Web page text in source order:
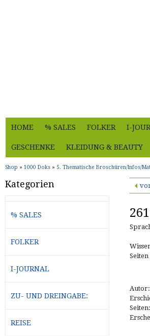
HOME % SALES FOLKER I-
GESCHENKE KLEIDUNG & BEAUTY
Shop » 1000 Doks » 5. Thematische Broschüren/Infos/
Seiten
Kategorien
% SALES
FOLKER
I-JOURNAL
ZU- UND DREINGABE:
REISE